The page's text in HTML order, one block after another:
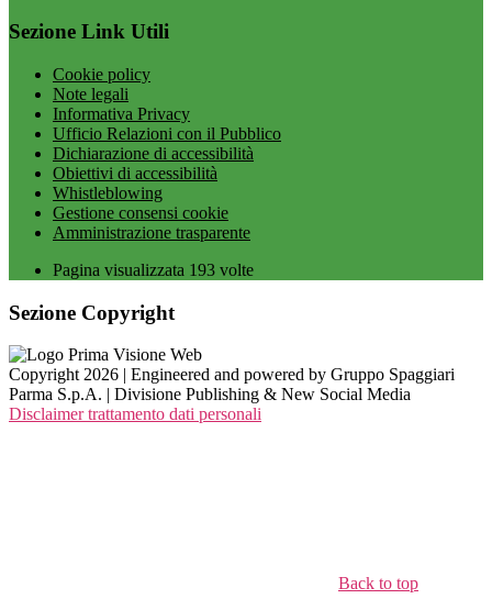
Sezione Link Utili
Cookie policy
Note legali
Informativa Privacy
Ufficio Relazioni con il Pubblico
Dichiarazione di accessibilità
Obiettivi di accessibilità
Whistleblowing
Gestione consensi cookie
Amministrazione trasparente
Pagina visualizzata 193 volte
Sezione Copyright
Copyright 2026 | Engineered and powered by Gruppo Spaggiari
Parma S.p.A. | Divisione Publishing & New Social Media
Disclaimer trattamento dati personali
Back to top